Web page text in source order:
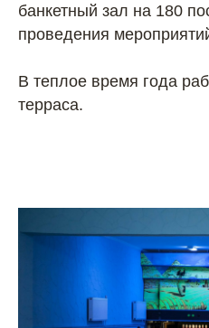
банкетный зал на 180
проведения
В теплое время года
терраса.